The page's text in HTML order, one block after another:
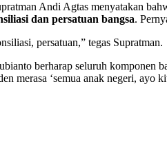
Andi Agtas menyatakan
dan persatuan bangsa.
persatuan,” tegas Supratman.
berharap seluruh komponen
merasa ‘semua anak negeri,